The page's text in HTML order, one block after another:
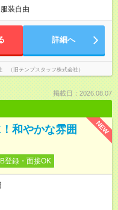
服装自由
詳細へ
（旧テンプスタッフ株式会社）
掲載日：2026.08.07
NEW
和やかな雰囲
登録・面接OK